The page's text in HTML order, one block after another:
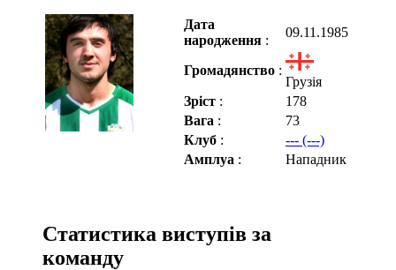
Дата
народження :
09.11.1985
Громадянство :
Грузія
Зріст :
178
Вага :
73
Клуб :
--- (---)
Амплуа : Нападник
Статистика виступів за
команду